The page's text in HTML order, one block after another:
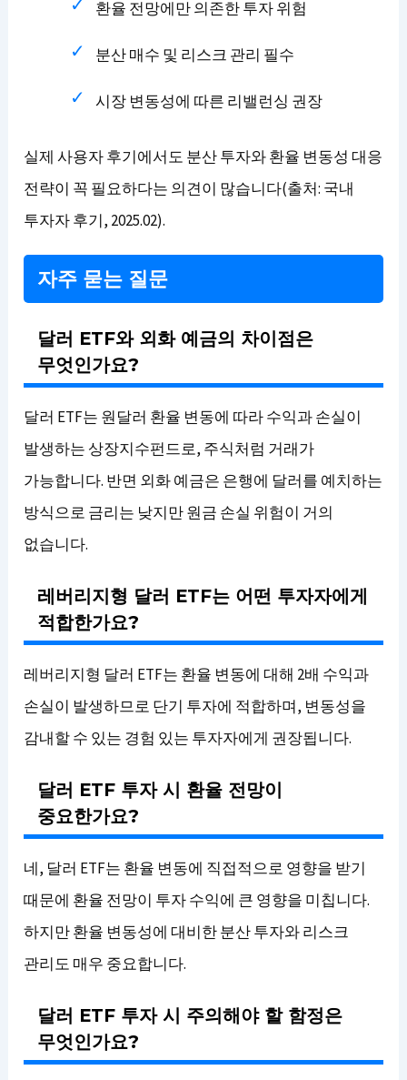
환율 전망에만 의존한 투자 위험
분산 매수 및 리스크 관리 필수
시장 변동성에 따른 리밸런싱 권장
실제 사용자 후기에서도 분산 투자와 환율 변동성 대응
전략이 꼭 필요하다는 의견이 많습니다(출처: 국내
투자자 후기, 2025.02).
자주 묻는 질문
달러 ETF와 외화 예금의 차이점은
무엇인가요?
달러 ETF는 원달러 환율 변동에 따라 수익과 손실이
발생하는 상장지수펀드로, 주식처럼 거래가
가능합니다. 반면 외화 예금은 은행에 달러를 예치하는
방식으로 금리는 낮지만 원금 손실 위험이 거의
없습니다.
레버리지형 달러 ETF는 어떤 투자자에게
적합한가요?
레버리지형 달러 ETF는 환율 변동에 대해 2배 수익과
손실이 발생하므로 단기 투자에 적합하며, 변동성을
감내할 수 있는 경험 있는 투자자에게 권장됩니다.
달러 ETF 투자 시 환율 전망이
중요한가요?
네, 달러 ETF는 환율 변동에 직접적으로 영향을 받기
때문에 환율 전망이 투자 수익에 큰 영향을 미칩니다.
하지만 환율 변동성에 대비한 분산 투자와 리스크
관리도 매우 중요합니다.
달러 ETF 투자 시 주의해야 할 함정은
무엇인가요?